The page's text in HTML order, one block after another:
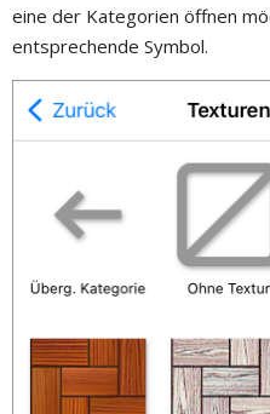
eine der Kategorien öffnen
entsprechende Symbol.